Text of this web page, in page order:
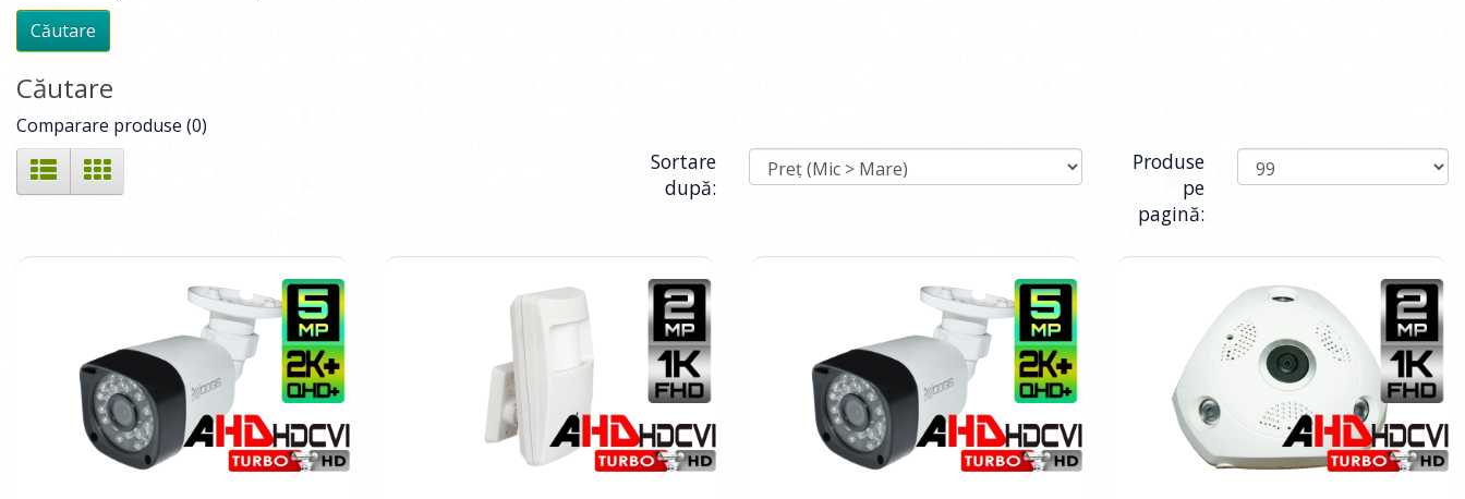
Căutare
Comparare produse (0)
Sortare
după:
Produse
pe
pagină: